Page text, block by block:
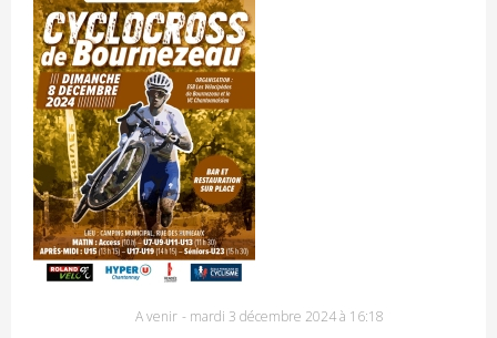
A venir - mardi 3 décembre 2024 à 16:18